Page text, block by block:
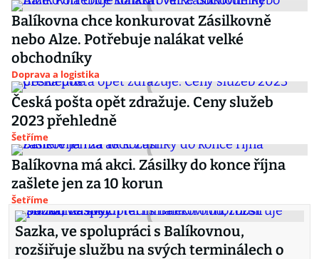
Balíkovna chce konkurovat Zásilkovně
nebo Alze. Potřebuje nalákat velké
obchodníky
Doprava a logistika
Česká pošta opět zdražuje. Ceny služeb
2023 přehledně
Šetříme
Balíkovna má akci. Zásilky do konce října
zašlete jen za 10 korun
Šetříme
Sazka, ve spolupráci s Balíkovnou,
rozšiřuje službu na svých terminálech o